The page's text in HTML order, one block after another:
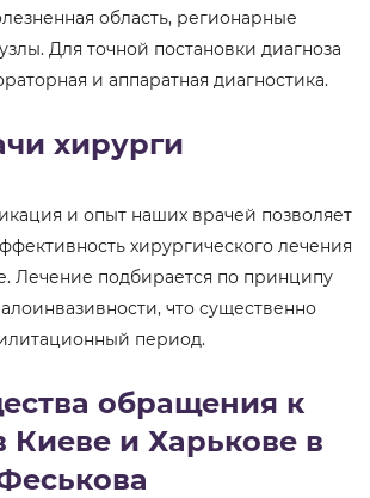
область, регионарные
Для точной постановки диагноза
и аппаратная диагностика.
хирурги
и опыт наших врачей позволяет
хирургического лечения
Лечение подбирается по принципу
что существенно
период.
обращения к
Киеве и Харькове в